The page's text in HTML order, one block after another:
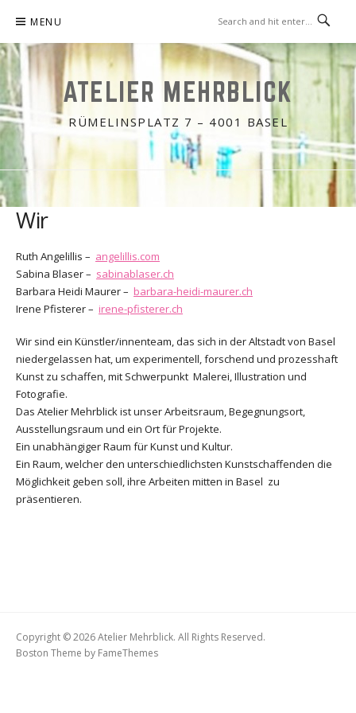
content
MENU
ATELIER MEHRBLICK
RÜMELINSPLATZ 7 – 4001 BASEL
Wir
Ruth Angelillis – angelillis.com
Sabina Blaser – sabinablaser.ch
Barbara Heidi Maurer – barbara-heidi-maurer.ch
Irene Pfisterer – irene-pfisterer.ch
Wir sind ein Künstler/innenteam, das sich in der Altstadt von Basel
niedergelassen hat, um experimentell, forschend und prozesshaft
Kunst zu schaffen, mit Schwerpunkt Malerei, Illustration und
Fotografie.
Das Atelier Mehrblick ist unser Arbeitsraum, Begegnungsort,
Ausstellungsraum und ein Ort für Projekte.
Ein unabhängiger Raum für Kunst und Kultur.
Ein Raum, welcher den unterschiedlichsten Kunstschaffenden die
Möglichkeit geben soll, ihre Arbeiten mitten in Basel zu
präsentieren.
Copyright © 2026 Atelier Mehrblick. All Rights Reserved.
Boston Theme by FameThemes